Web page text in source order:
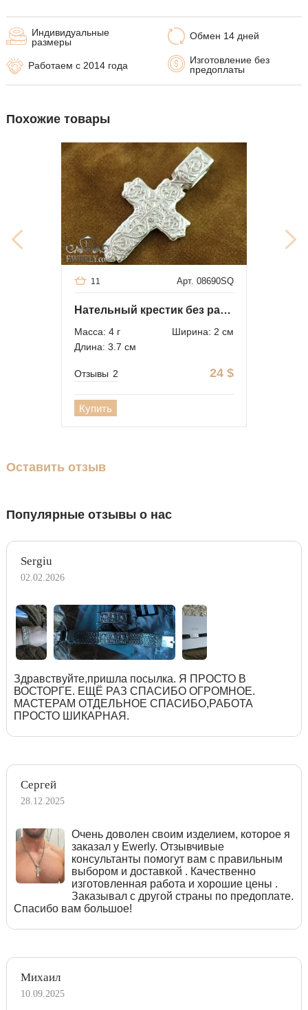
Обмен 14 дней
Изготовление без
предоплаты
Индивидуальные
размеры
Работаем с 2014 года
Похожие товары
Арт. 08690SQ
11
Нательный крестик без распятия
Масса: 4 г
Ширина: 2 см
Длина: 3.7 см
24 $
Отзывы 2
Купить
Оставить отзыв
Популярные отзывы о нас
Sergiu
02.02.2026
Здравствуйте,пришла посылка. Я ПРОСТО В
ВОСТОРГЕ. ЕЩЁ РАЗ СПАСИБО ОГРОМНОЕ.
МАСТЕРАМ ОТДЕЛЬНОЕ СПАСИБО,РАБОТА
ПРОСТО ШИКАРНАЯ.
Сергей
28.12.2025
Очень доволен своим изделием, которое я
заказал у Ewerly. Отзывчивые
консультанты помогут вам с правильным
выбором и доставкой . Качественно
изготовленная работа и хорошие цены .
Заказывал с другой страны по предоплате.
Спасибо вам большое!
Михаил
10.09.2025